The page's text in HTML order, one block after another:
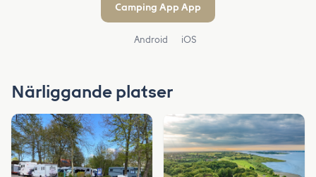
Camping App App
Android iOS
Närliggande platser